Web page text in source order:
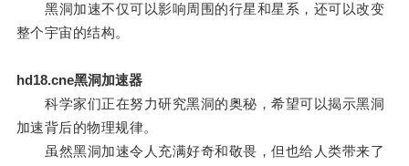
黑洞加速不仅可以影响周围的行星和星系，还可以改变
整个宇宙的结构。
hd18.cne黑洞加速器
科学家们正在努力研究黑洞的奥秘，希望可以揭示黑洞
加速背后的物理规律。
虽然黑洞加速令人充满好奇和敬畏，但也给人类带来了